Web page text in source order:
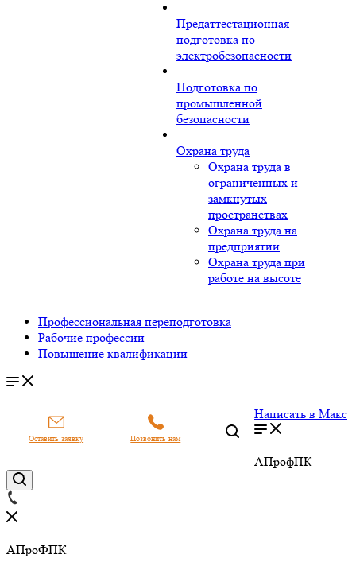
Предаттестационная
подготовка по
электробезопасности
Подготовка по
промышленной
безопасности
Охрана труда
Охрана труда в
ограниченных и
замкнутых
пространствах
Охрана труда на
предприятии
Охрана труда при
работе на высоте
Профессиональная переподготовка
Рабочие профессии
Повышение квалификации
Оставить заявку Позвонить нам
Написать в Макс
АПрофПК
АПроФПК